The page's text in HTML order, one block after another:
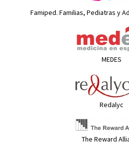
Famiped. Familias, Pediatras y
MEDES
Redalyc
The Reward